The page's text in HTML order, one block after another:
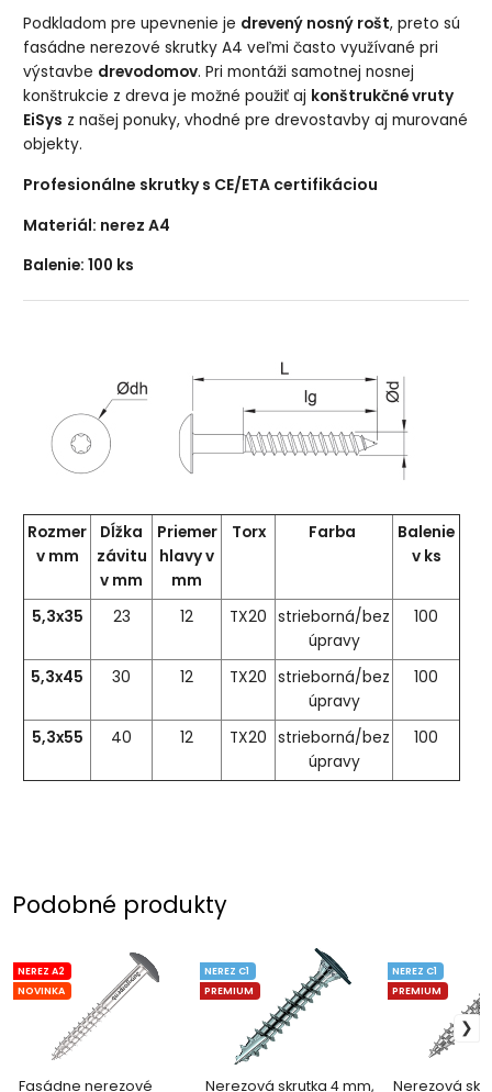
Podkladom pre upevnenie je drevený nosný rošt, preto sú
fasádne nerezové skrutky A4 veľmi často využívané pri
výstavbe drevodomov. Pri montáži samotnej nosnej
konštrukcie z dreva je možné použiť aj konštrukčné vruty
EiSys z našej ponuky, vhodné pre drevostavby aj murované
objekty.
Profesionálne skrutky s CE/ETA certifikáciou
Materiál: nerez A4
Balenie: 100 ks
Rozmer
v mm
Dĺžka
závitu
v mm
Priemer
hlavy v
mm
Torx Farba
Balenie
v ks
5,3x35 23 12 TX20 strieborná/bez
úpravy
100
5,3x45 30 12 TX20 strieborná/bez
úpravy
100
5,3x55 40 12 TX20 strieborná/bez
úpravy
100
Podobné produkty
Fasádne nerezové
NEREZ A2
NOVINKA
Nerezová skrutka 4 mm,
NEREZ C1
PREMIUM
Nerezová
NEREZ C1
PREMIUM